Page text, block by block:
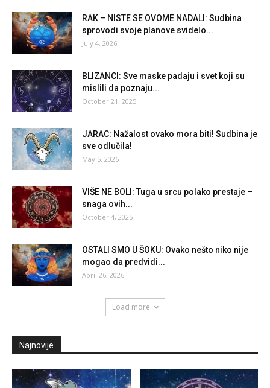
RAK – NISTE SE OVOME NADALI: Sudbina
sprovodi svoje planove svidelo...
July 4, 2026
BLIZANCI: Sve maske padaju i svet koji su
mislili da poznaju...
October 21, 2025
JARAC: Nažalost ovako mora biti! Sudbina je
sve odlučila!
May 5, 2026
VIŠE NE BOLI: Tuga u srcu polako prestaje –
snaga ovih...
October 4, 2025
OSTALI SMO U ŠOKU: Ovako nešto niko nije
mogao da predvidi...
April 26, 2026
Load more
Najnovije